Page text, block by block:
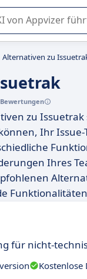
Sie bei der
Alternativen zu
Bewertungen
zu
Ihr
Ihres
für nicht-
Kostenlose